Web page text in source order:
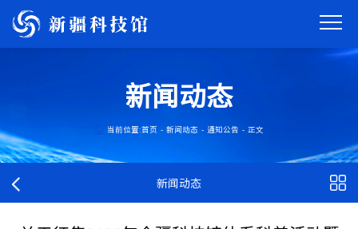
新闻动态
当前位置:首页 - 新闻动态 - 通知公告 - 正文
新闻动态